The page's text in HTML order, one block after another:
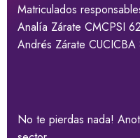
Matriculados
Analía Zárate CMCPSI
Andrés Zárate CUCICBA
No te pierdas nada!